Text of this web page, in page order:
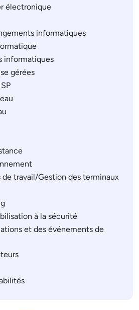
électronique
informatiques
informatiques
gérées
de travail/Gestion des terminaux
à la sécurité
et des événements de